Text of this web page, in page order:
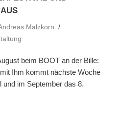
Malzkorn
beim BOOT an der Bille:
Ihm kommt nächste Woche
im September das 8.